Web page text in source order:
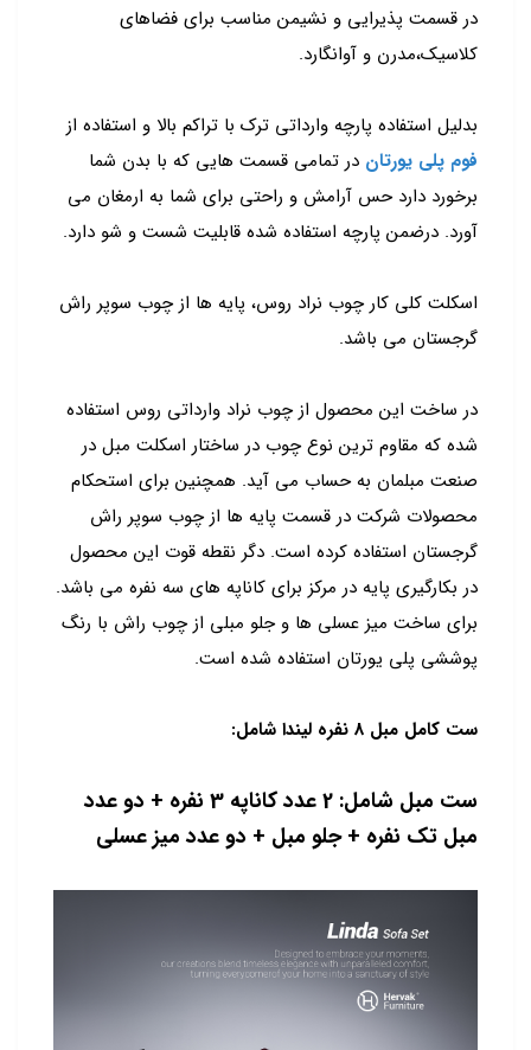
در قسمت پذیرایی و نشیمن مناسب برای فضاهای
کلاسیک،مدرن و آوانگارد.
بدلیل استفاده پارچه وارداتی ترک با تراکم بالا و استفاده از
فوم پلی یورتان در تمامی قسمت هایی که با بدن شما
برخورد دارد حس آرامش و راحتی برای شما به ارمغان می
آورد. درضمن پارچه استفاده شده قابلیت شست و شو دارد.
اسکلت کلی کار چوب نراد روس، پایه ها از چوب سوپر راش
گرجستان می باشد.
در ساخت این محصول از چوب نراد وارداتی روس استفاده
شده که مقاوم ترین نوع چوب در ساختار اسکلت مبل در
صنعت مبلمان به حساب می آید. همچنین برای استحکام
محصولات شرکت در قسمت پایه ها از چوب سوپر راش
گرجستان استفاده کرده است. دگر نقطه قوت این محصول
در بکارگیری پایه در مرکز برای کاناپه های سه نفره می باشد.
برای ساخت میز عسلی ها و جلو مبلی از چوب راش با رنگ
پوششی پلی یورتان استفاده شده است.
ست کامل مبل 8 نفره لیندا شامل:
ست مبل شامل: 2 عدد کاناپه 3 نفره + دو عدد
مبل تک نفره + جلو مبل + دو عدد میز عسلی